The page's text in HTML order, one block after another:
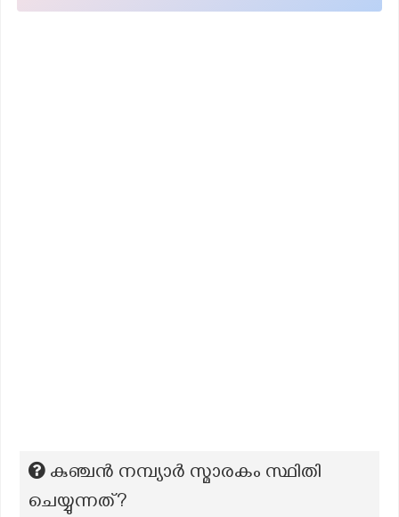
കുഞ്ചൻ നമ്പ്യാർ സ്മാരകം സ്ഥിതി
ചെയ്യുന്നത്?